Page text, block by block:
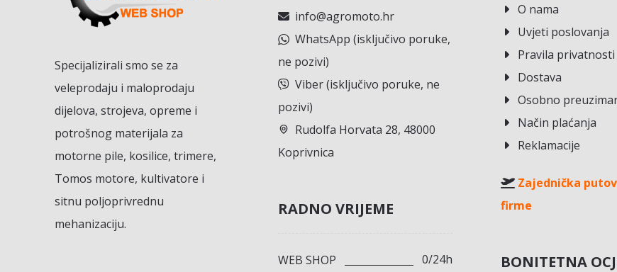
Specijalizirali smo se za
veleprodaju i maloprodaju
dijelova, strojeva, opreme i
potrošnog materijala za
motorne pile, kosilice, trimere,
Tomos motore, kultivatore i
sitnu poljoprivrednu
mehanizaciju.
info@agromoto.hr
WhatsApp (isključivo poruke,
ne pozivi)
Viber (isključivo poruke, ne
pozivi)
Rudolfa Horvata 28, 48000
Koprivnica
RADNO VRIJEME
WEB SHOP 0/24h
O nama
Uvjeti poslovanja
Pravila privatnosti
Dostava
Osobno
Način plaćanja
Reklamacije
Zajednička
firme
BONITETNA